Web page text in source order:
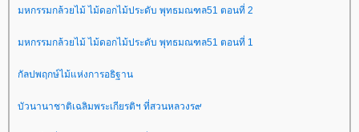
มหกรรมกล้วยไม้ ไม้ดอกไม้ประดับ พุทธมณฑล51 ตอนที่ 2
มหกรรมกล้วยไม้ ไม้ดอกไม้ประดับ พุทธมณฑล51 ตอนที่ 1
กัลปพฤกษ์ไม้แห่งการอธิฐาน
บัวนานาชาติเฉลิมพระเกียรติฯ ที่สวนหลวงร๙